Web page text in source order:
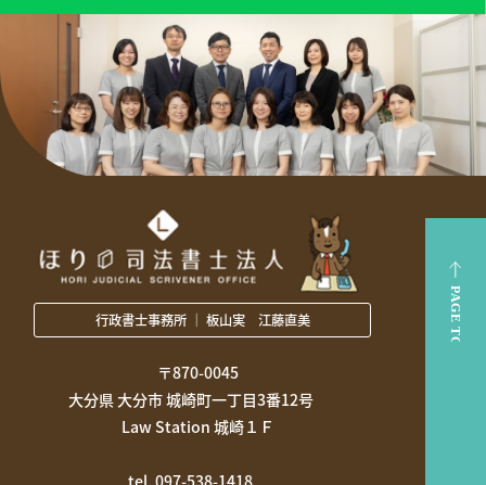
行政書士事務所 ｜ 板山実 江藤直美
〒870-0045
大分県 大分市 城崎町一丁目3番12号
Law Station 城崎１Ｆ
tel. 097-538-1418